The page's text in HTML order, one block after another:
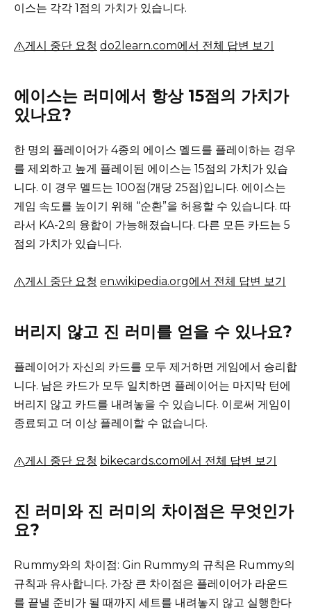
이스는 각각 1점의 가치가 있습니다.
게시 중단 요청 do2learn.com에서 전체 답변 보기
에이스는 러미에서 항상 15점의 가치가
있나요?
한 명의 플레이어가 4종의 에이스 멜드를 플레이하는 경우
를 제외하고 높게 플레이된 에이스는 15점의 가치가 있습
니다. 이 경우 멜드는 100점(개당 25점)입니다. 에이스는
게임 속도를 높이기 위해 “순환”을 허용할 수 있습니다. 따
라서 KA-2의 융합이 가능해졌습니다. 다른 모든 카드는 5
점의 가치가 있습니다.
게시 중단 요청 en.wikipedia.org에서 전체 답변 보기
버리지 않고 진 러미를 얻을 수 있나요?
플레이어가 자신의 카드를 모두 제거하면 게임에서 승리합
니다. 남은 카드가 모두 일치하면 플레이어는 마지막 턴에
버리지 않고 카드를 내려놓을 수 있습니다. 이로써 게임이
종료되고 더 이상 플레이할 수 없습니다.
게시 중단 요청 bikecards.com에서 전체 답변 보기
진 러미와 진 러미의 차이점은 무엇인가
요?
Rummy와의 차이점: Gin Rummy의 규칙은 Rummy의
규칙과 유사합니다. 가장 큰 차이점은 플레이어가 라운드
를 끝낼 준비가 될 때까지 세트를 내려놓지 않고 실행한다